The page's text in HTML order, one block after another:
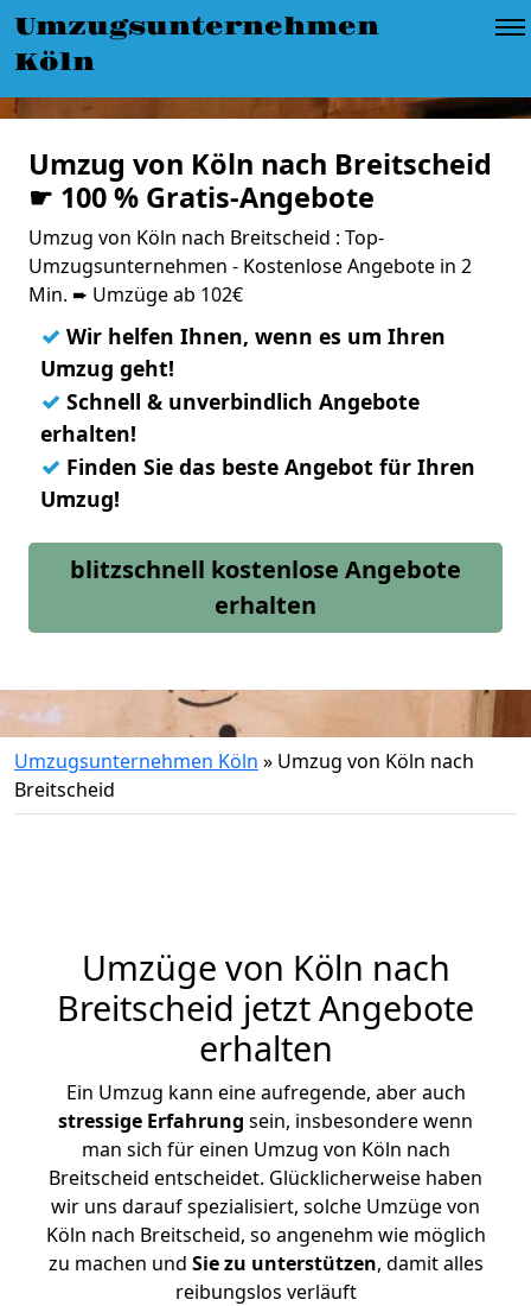
Umzugsunternehmen
Köln
Umzug von Köln nach Breitscheid
☛ 100 % Gratis-Angebote
Umzug von Köln nach Breitscheid : Top-
Umzugsunternehmen - Kostenlose Angebote in 2
Min. ➨ Umzüge ab 102€
✓ Wir helfen Ihnen, wenn es um Ihren
Umzug geht!
✓ Schnell & unverbindlich Angebote
erhalten!
✓ Finden Sie das beste Angebot für Ihren
Umzug!
blitzschnell kostenlose Angebote
erhalten
Umzugsunternehmen Köln » Umzug von Köln nach
Breitscheid
Umzüge von Köln nach
Breitscheid jetzt Angebote
erhalten
Ein Umzug kann eine aufregende, aber auch
stressige Erfahrung sein, insbesondere wenn
man sich für einen Umzug von Köln nach
Breitscheid entscheidet. Glücklicherweise haben
wir uns darauf spezialisiert, solche Umzüge von
Köln nach Breitscheid, so angenehm wie möglich
zu machen und Sie zu unterstützen, damit alles
reibungslos verläuft